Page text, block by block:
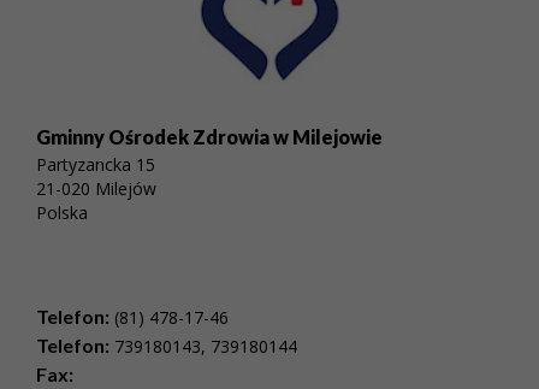
Gminny Ośrodek Zdrowia w Milejowie
Partyzancka 15
21-020 Milejów
Polska
Telefon: (81) 478-17-46
Telefon: 739180143, 739180144
Fax: